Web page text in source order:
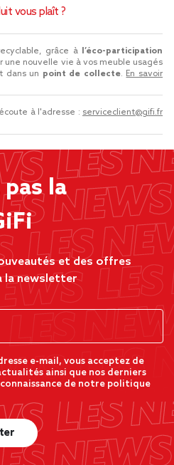
vous plaît ?
grâce à
l’éco-participation
une nouvelle vie à vos meuble usagés
dans un point de collecte. En savoir
à l'adresse : serviceclient@gifi.fr
la
et des offres
la newsletter
e-mail, vous acceptez de
ainsi que nos derniers
de notre politique